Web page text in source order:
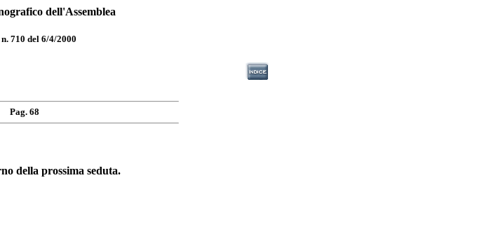
dell'Assemblea
n. 710 del 6/4/2000
Pag. 68
della prossima seduta.